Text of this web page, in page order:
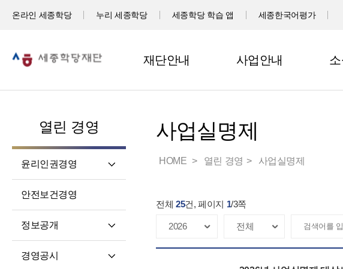
온라인 세종학당 누리 세종학당 세종학당 학습 앱 세종한국어평가
재단안내 사업안내
열린 경영
윤리인권경영
고객서비스 헌장
윤리 자가 진단
재단 청렴 실천 결의문
안전보건경영
정보공개
경영공시
사업실명제
HOME 열린 경영 사업실명제
전체 25건, 페이지 1/3쪽